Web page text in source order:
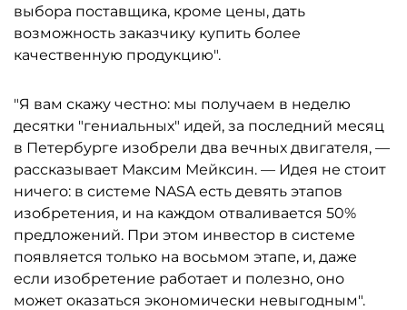
выбора поставщика, кроме цены, дать
возможность заказчику купить более
качественную продукцию".
"Я вам скажу честно: мы получаем в неделю
десятки "гениальных" идей, за последний месяц
в Петербурге изобрели два вечных двигателя, —
рассказывает Максим Мейксин. — Идея не стоит
ничего: в системе NASA есть девять этапов
изобретения, и на каждом отваливается 50%
предложений. При этом инвестор в системе
появляется только на восьмом этапе, и, даже
если изобретение работает и полезно, оно
может оказаться экономически невыгодным".